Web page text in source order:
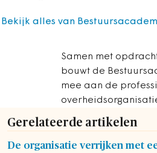
Samen met
bouwt de
mee aan de
Bekijk alles van
Gerelateerde artikelen
De organisatie verrijken met